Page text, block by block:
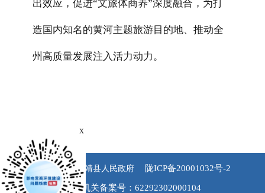
出效应，促进“文旅体商养”深度融合，为打
造国内知名的黄河主题旅游目的地、推动全
州高质量发展注入活力动力。
版权所有 永靖县人民政府 陇ICP备20001032号-2
公安机关备案号：62292302000104
x